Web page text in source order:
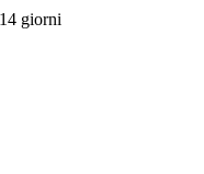
giorni